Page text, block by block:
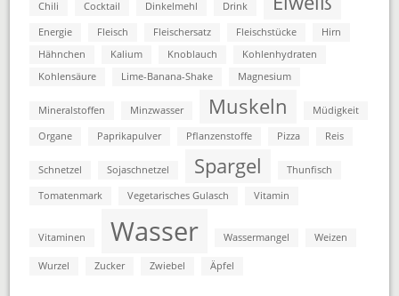
Chili Cocktail Dinkelmehl Drink
Energie Fleisch Fleischersatz Fleischstücke
Hirn
Hähnchen
Kalium Knoblauch
Kohlenhydraten
Kohlensäure
Lime-Banana-Shake Magnesium
Mineralstoffen Minzwasser Muskeln Müdigkeit
Organe Paprikapulver Pflanzenstoffe Pizza Reis
Schnetzel Sojaschnetzel Spargel Thunfisch
Tomatenmark Vegetarisches Gulasch Vitamin
Vitaminen Wasser Wassermangel Weizen
Wurzel Zucker Zwiebel Äpfel